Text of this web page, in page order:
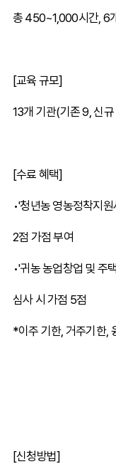
총 450~1,000시간, 6
[교육 규모]
13개 기관(기존 9, 신
[수료 혜택]
•'청년농 영농정착지
2점 가점 부여
•'귀농 농업창업 및 주
심사 시 가점 5점
*이주 기한, 거주기한,
[신청방법]